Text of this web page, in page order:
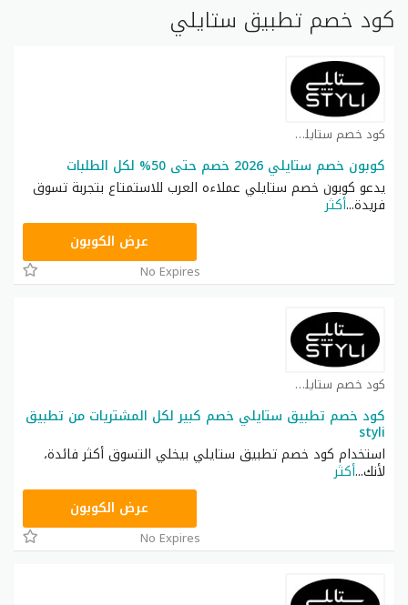
كود خصم تطبيق ستايلي
كود خصم ستايلي شوب كوبون
كوبون خصم ستايلي 2026 خصم حتى 50% لكل الطلبات
يدعو كوبون خصم ستايلي عملاءه العرب للاستمتاع بتجربة تسوق
فريدة...أكثر
عرض الكوبون
No Expires
كود خصم ستايلي شوب كوبون
كود خصم تطبيق ستايلي خصم كبير لكل المشتريات من تطبيق
styli
استخدام كود خصم تطبيق ستايلي بيخلي التسوق أكثر فائدة،
لأنك...أكثر
عرض الكوبون
No Expires